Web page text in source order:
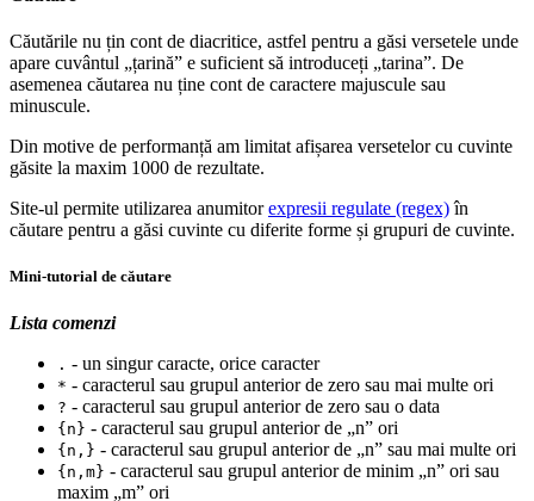
Căutările nu țin cont de diacritice, astfel pentru a găsi versetele unde
apare cuvântul „țarină” e suficient să introduceți „tarina”. De
asemenea căutarea nu ține cont de caractere majuscule sau
minuscule.
Din motive de performanță am limitat afișarea versetelor cu cuvinte
găsite la maxim 1000 de rezultate.
Site-ul permite utilizarea anumitorexpresii regulate (regex)în
căutare pentru a găsi cuvinte cu diferite forme și grupuri de cuvinte.
Mini-tutorial de căutare
Lista comenzi
. - un singur caracte, orice caracter
* - caracterul sau grupul anterior de zero sau mai multe ori
? - caracterul sau grupul anterior de zero sau o data
{n} - caracterul sau grupul anterior de „n” ori
{n,} - caracterul sau grupul anterior de „n” sau mai multe ori
{n,m} - caracterul sau grupul anterior de minim „n” ori sau
maxim „m” ori